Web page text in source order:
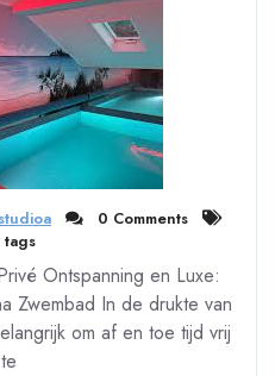
0 Comments
tags
Ontspanning en Luxe:
Zwembad In de drukte van
om af en toe tijd vrij
te